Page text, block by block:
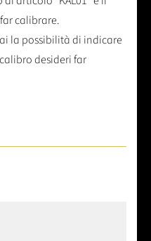
calibrare.
la possibilità di indicare
desideri far